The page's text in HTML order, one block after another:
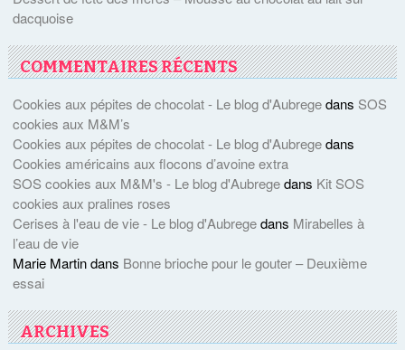
dacquoise
COMMENTAIRES RÉCENTS
Cookies aux pépites de chocolat - Le blog d'Aubregedans SOS
cookies aux M&M’s
Cookies aux pépites de chocolat - Le blog d'Aubregedans
Cookies américains aux flocons d’avoine extra
SOS cookies aux M&M's - Le blog d'Aubregedans Kit SOS
cookies aux pralines roses
Cerises à l'eau de vie - Le blog d'Aubregedans Mirabelles à
l’eau de vie
Marie Martindans Bonne brioche pour le gouter – Deuxième
essai
ARCHIVES